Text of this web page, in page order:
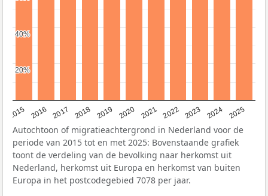
2015 2016 2017 2018 2019 2020 2021 2022 2023 2024 2025
20%
20%
40%
40%
Autochtoon of migratieachtergrond in Nederland voor de
periode van 2015 tot en met 2025: Bovenstaande grafiek
toont de verdeling van de bevolking naar herkomst uit
Nederland, herkomst uit Europa en herkomst van buiten
Europa in het postcodegebied 7078 per jaar.